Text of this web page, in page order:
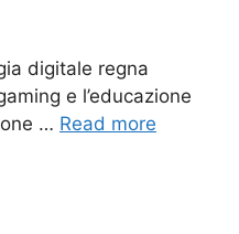
digitale regna
e l’educazione
… Read more